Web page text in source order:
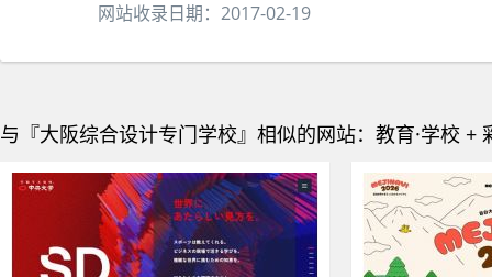
网站收录日期：2017-02-19
与『大阪综合设计专门学校』相似的网站：教育·学校 +